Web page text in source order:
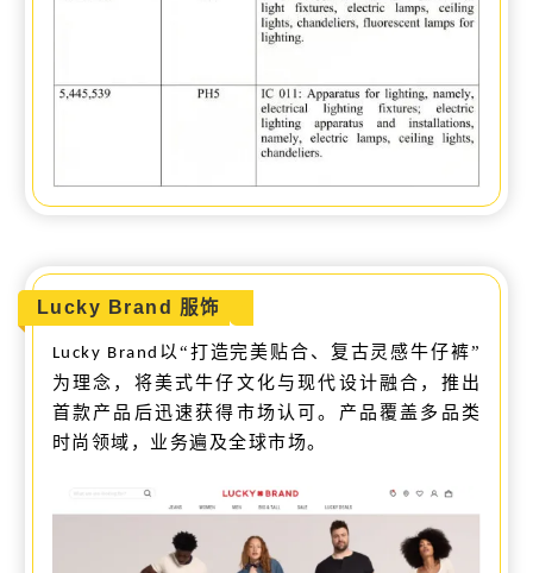
Lucky Brand 服饰
Lucky Brand 以“打造完美贴合、复古灵感牛仔裤”
为理念，将美式牛仔文化与现代设计融合，推出
首款产品后迅速获得市场认可。产品覆盖多品类
时尚领域，业务遍及全球市场。